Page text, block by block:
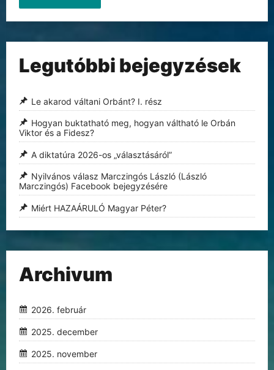
Legutóbbi bejegyzések
Le akarod váltani Orbánt? I. rész
Hogyan buktatható meg, hogyan váltható le Orbán
Viktor és a Fidesz?
A diktatúra 2026-os „választásáról”
Nyilvános válasz Marczingós László (László
Marczingós) Facebook bejegyzésére
Miért HAZAÁRULÓ Magyar Péter?
Archivum
2026. február
2025. december
2025. november